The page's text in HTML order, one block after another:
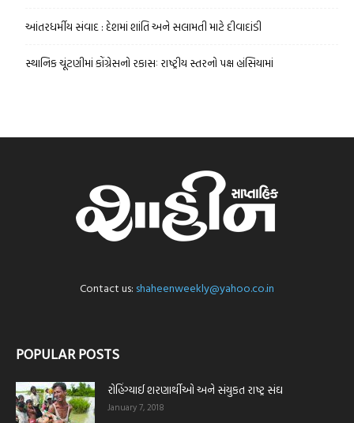
આંતરધર્મીય સંવાદ : દેશમાં શાંતિ અને સલામતી માટે દીવાદાંડી
સ્થાનિક ચૂંટણીમાં કોંગ્રેસનો રકાસઃ રાષ્ટ્રીય સ્તરનો પક્ષ હાંસિયામાં
Contact us: shaheenweekly@yahoo.co.in
POPULAR POSTS
રોહિંગ્યાઈ શરણાર્થીઓ અને સંયુકત રાષ્ટ્ર સંઘ
January 7, 2018